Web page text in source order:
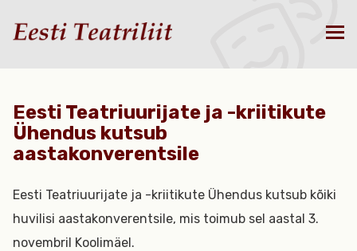
Eesti Teatriuurijate ja -kriitikute
Ühendus kutsub
aastakonverentsile
Eesti Teatriuurijate ja -kriitikute Ühendus kutsub kõiki
huvilisi aastakonverentsile, mis toimub sel aastal 3.
novembril Koolimäel.